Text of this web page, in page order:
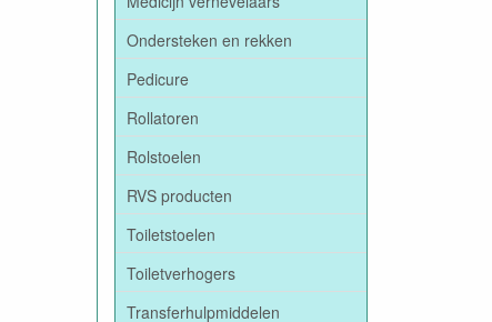
Ondersteken en rekken
Pedicure
Rollatoren
Rolstoelen
RVS producten
Toiletstoelen
Toiletverhogers
Transferhulpmiddelen